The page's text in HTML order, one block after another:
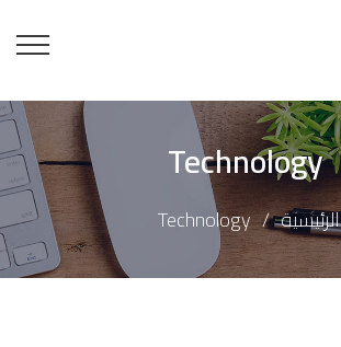
Technology
الرئيسية Technology